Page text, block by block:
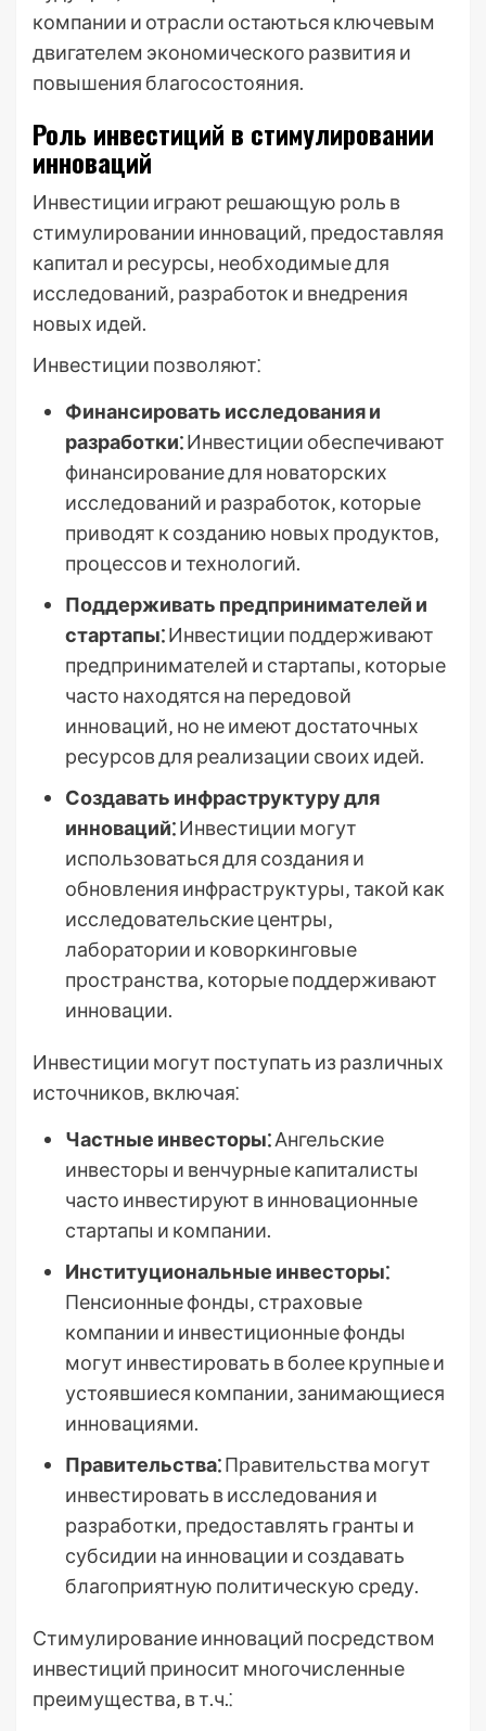
компании и отрасли остаються ключевым
двигателем экономического развития и
повышения благосостояния.
Роль инвестиций в стимулировании
инноваций
Инвестиции играют решающую роль в
стимулировании инноваций‚ предоставляя
капитал и ресурсы‚ необходимые для
исследований‚ разработок и внедрения
новых идей.
Инвестиции позволяют⁚
Финансировать исследования и
разработки⁚Инвестиции обеспечивают
финансирование для новаторских
исследований и разработок‚ которые
приводят к созданию новых продуктов‚
процессов и технологий.
Поддерживать предпринимателей и
стартапы⁚Инвестиции поддерживают
предпринимателей и стартапы‚ которые
часто находятся на передовой
инноваций‚ но не имеют достаточных
ресурсов для реализации своих идей.
Создавать инфраструктуру для
инноваций⁚Инвестиции могут
использоваться для создания и
обновления инфраструктуры‚ такой как
исследовательские центры‚
лаборатории и коворкинговые
пространства‚ которые поддерживают
инновации.
Инвестиции могут поступать из различных
источников‚ включая⁚
Частные инвесторы⁚Ангельские
инвесторы и венчурные капиталисты
часто инвестируют в инновационные
стартапы и компании.
Институциональные инвесторы⁚
Пенсионные фонды‚ страховые
компании и инвестиционные фонды
могут инвестировать в более крупные и
устоявшиеся компании‚ занимающиеся
инновациями.
Правительства⁚Правительства могут
инвестировать в исследования и
разработки‚ предоставлять гранты и
субсидии на инновации и создавать
благоприятную политическую среду.
Стимулирование инноваций посредством
инвестиций приносит многочисленные
преимущества‚ в т.ч.⁚